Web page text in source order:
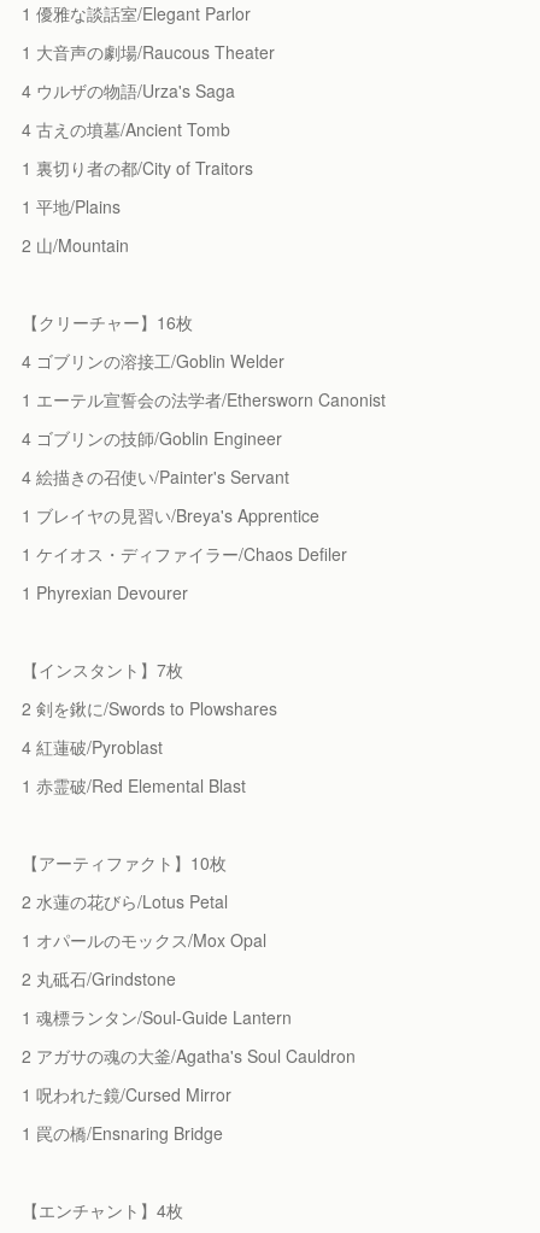
1 優雅な談話室/Elegant Parlor
1 大音声の劇場/Raucous Theater
4 ウルザの物語/Urza's Saga
4 古えの墳墓/Ancient Tomb
1 裏切り者の都/City of Traitors
1 平地/Plains
2 山/Mountain
【クリーチャー】16枚
4 ゴブリンの溶接工/Goblin Welder
1 エーテル宣誓会の法学者/Ethersworn Canonist
4 ゴブリンの技師/Goblin Engineer
4 絵描きの召使い/Painter's Servant
1 ブレイヤの見習い/Breya's Apprentice
1 ケイオス・ディファイラー/Chaos Defiler
1 Phyrexian Devourer
【インスタント】7枚
2 剣を鍬に/Swords to Plowshares
4 紅蓮破/Pyroblast
1 赤霊破/Red Elemental Blast
【アーティファクト】10枚
2 水蓮の花びら/Lotus Petal
1 オパールのモックス/Mox Opal
2 丸砥石/Grindstone
1 魂標ランタン/Soul-Guide Lantern
2 アガサの魂の大釜/Agatha's Soul Cauldron
1 呪われた鏡/Cursed Mirror
1 罠の橋/Ensnaring Bridge
【エンチャント】4枚